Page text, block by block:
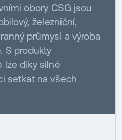
obory CSG jsou
železniční,
průmysl a výroba
S produkty
lze díky silné
setkat na všech